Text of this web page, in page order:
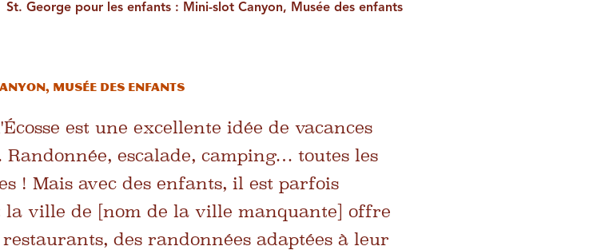
St. George pour les enfants : Mini-slot Canyon, Musée des enfants
Musée des enfants
est une excellente idée de vacances
escalade, camping… toutes les
! Mais avec des enfants, il est parfois
ville de [nom de la ville manquante] offre
des randonnées adaptées à leur